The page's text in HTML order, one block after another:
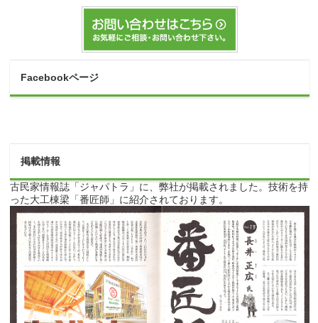
Facebookページ
掲載情報
古民家情報誌「ジャパトラ」に、弊社が掲載されました。技術を持
った大工棟梁「番匠師」に紹介されております。